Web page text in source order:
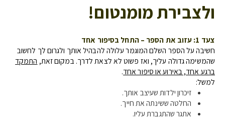
ולצבירת מומנטום!
צעד 1: עזוב את הספר – התחל בסיפור אחד
חשיבה על הספר השלם המוגמר עלולה להבהיל אותך ולגרום לך לחשוב
שהמשימה גדולה עליך, ואז פשוט לא לצאת לדרך. במקום זאת, התמקד
ברגע אחד, באירוע או סיפור אחד.
למשל:
זיכרון ילדות שעיצב אותך.
החלטה ששינתה את חייך.
אתגר שהתגברת עליו.